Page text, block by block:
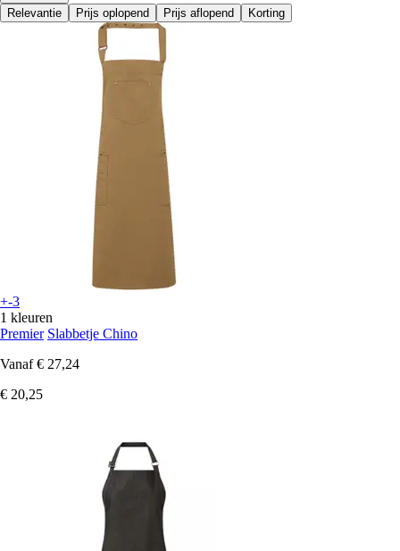
Relevantie
Prijs oplopend Prijs aflopend Korting
+-3
1 kleuren
Premier Slabbetje Chino
Vanaf € 27,24
€ 20,25